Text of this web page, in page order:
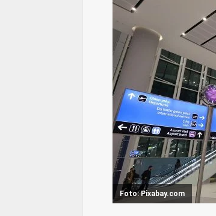
Foto: Pixabay.com